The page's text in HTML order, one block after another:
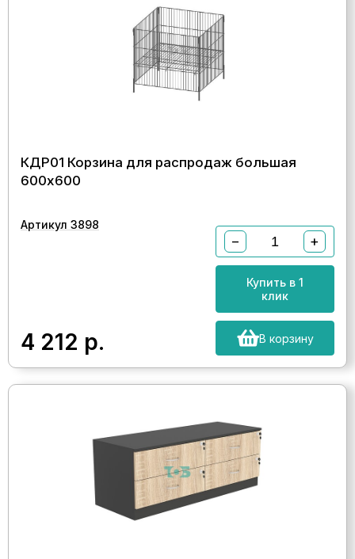
КДР01 Корзина для распродаж большая
600х600
Артикул 3898
4 212 р.
− +
Купить в 1
клик
В корзину